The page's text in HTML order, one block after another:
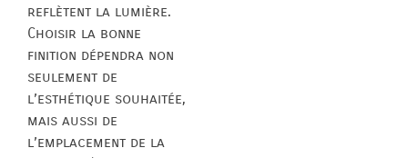
reflètent la lumière.
Choisir la bonne
finition dépendra non
seulement de
l’esthétique souhaitée,
mais aussi de
l’emplacement de la